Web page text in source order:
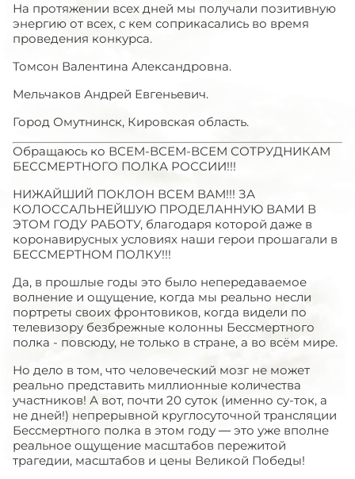
На протяжении всех дней мы получали позитивную
энергию от всех, с кем соприкасались во время
проведения конкурса.
Томсон Валентина Александровна.
Мельчаков Андрей Евгеньевич.
Город Омутнинск, Кировская область.
Обращаюсь ко ВСЕМ-ВСЕМ-ВСЕМ СОТРУДНИКАМ
БЕССМЕРТНОГО ПОЛКА РОССИИ!!!
НИЖАЙШИЙ ПОКЛОН ВСЕМ ВАМ!!! ЗА
КОЛОССАЛЬНЕЙШУЮ ПРОДЕЛАННУЮ ВАМИ В
ЭТОМ ГОДУ РАБОТУ, благодаря которой даже в
коронавирусных условиях наши герои прошагали в
БЕССМЕРТНОМ ПОЛКУ!!!
Да, в прошлые годы это было непередаваемое
волнение и ощущение, когда мы реально несли
портреты своих фронтовиков, когда видели по
телевизору безбрежные колонны Бессмертного
полка - повсюду, не только в стране, а во всём мире.
Но дело в том, что человеческий мозг не может
реально представить миллионные количества
участников! А вот, почти 20 суток (именно су-ток, а
не дней!) непрерывной круглосуточной трансляции
Бессмертного полка в этом году — это уже вполне
реальное ощущение масштабов пережитой
трагедии, масштабов и цены Великой Победы!